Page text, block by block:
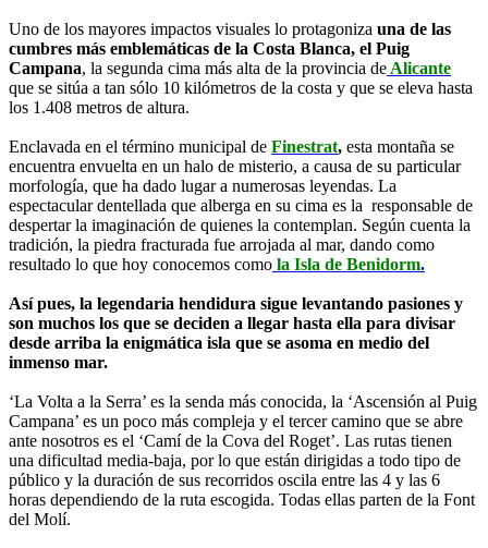
Uno de los mayores impactos visuales lo protagoniza una de las
cumbres más emblemáticas de la Costa Blanca, el Puig
Campana, la segunda cima más alta de la provincia deAlicante
que se sitúa a tan sólo 10 kilómetros de la costa y que se eleva hasta
los 1.408 metros de altura.
Enclavada en el término municipal de Finestrat, esta montaña se
encuentra envuelta en un halo de misterio, a causa de su particular
morfología, que ha dado lugar a numerosas leyendas. La
espectacular dentellada que alberga en su cima es la responsable de
despertar la imaginación de quienes la contemplan. Según cuenta la
tradición, la piedra fracturada fue arrojada al mar, dando como
resultado lo que hoy conocemos como la Isla de Benidorm.
Así pues, la legendaria hendidura sigue levantando pasiones y
son muchos los que se deciden a llegar hasta ella para divisar
desde arriba la enigmática isla que se asoma en medio del
inmenso mar.
‘La Volta a la Serra’ es la senda más conocida, la ‘Ascensión al Puig
Campana’ es un poco más compleja y el tercer camino que se abre
ante nosotros es el ‘Camí de la Cova del Roget’. Las rutas tienen
una dificultad media-baja, por lo que están dirigidas a todo tipo de
público y la duración de sus recorridos oscila entre las 4 y las 6
horas dependiendo de la ruta escogida. Todas ellas parten de la Font
del Molí.